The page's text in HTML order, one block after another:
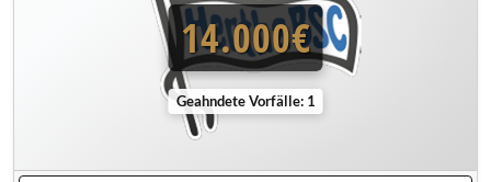
14.000€
Geahndete Vorfälle: 1